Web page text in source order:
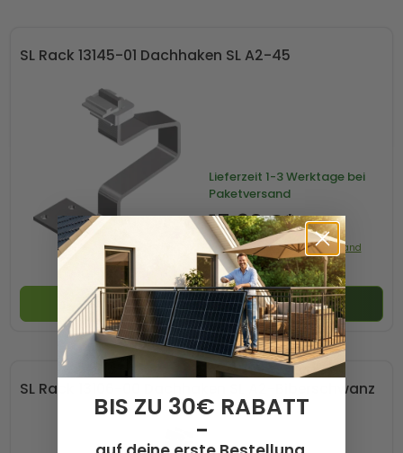
SL Rack 13145-01 Dachhaken SL A2-45
Lieferzeit 1-3 Werktage bei
Paketversand
15,90 €*
Preis mit 0% MwSt. zzgl. Versand
In den Warenkorb
SL Rack 13106-00 Dachhaken SL A2-Biberschwanz
BIS ZU 30€ RABATT
-